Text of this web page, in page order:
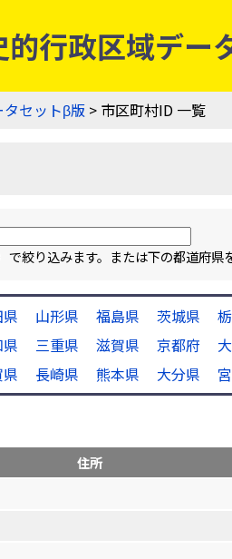
行政区域デー
セットβ版 > 市区町村ID 一覧
絞り込みます。または下の都道府県
山形県 福島県 茨城県
三重県 滋賀県 京都府
長崎県 熊本県 大分県
住所